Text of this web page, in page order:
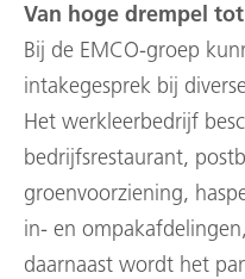
Van hoge drempel
Bij de EMCO-groep
intakegesprek bij
Het werkleerbedrijf
bedrijfsrestaurant,
groenvoorziening,
in- en
daarnaast wordt het